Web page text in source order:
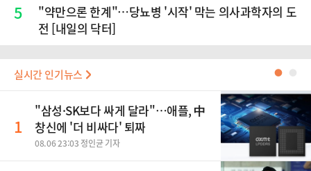
5
"약만으론 한계"…당뇨병 '시작' 막는 의사과학자의 도
전 [내일의 닥터]
실시간 인기뉴스 ●
1
"삼성·SK보다 싸게 달라"…애플, 中
창신에 '더 비싸다' 퇴짜
08.06 23:03 정인균 기자